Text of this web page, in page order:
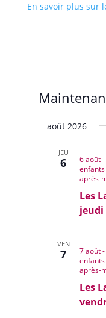
En savoir plus sur
une
août 2026
JEU
6
Les
jeudi
6 août
après-
VEN
7
Les
7 août
après-